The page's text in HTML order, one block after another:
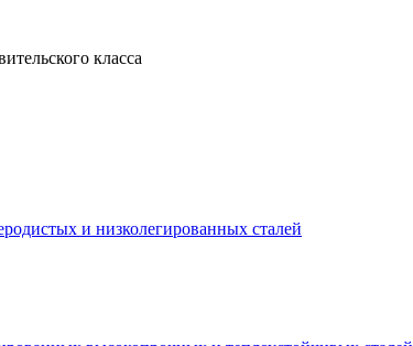
класса
и низколегированных сталей